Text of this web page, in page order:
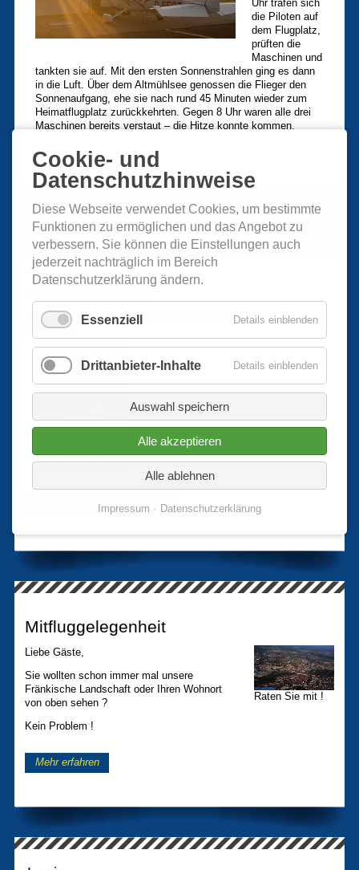
Uhr trafen sich
die Piloten auf
dem Flugplatz,
prüften die
Maschinen und
tankten sie auf. Mit den ersten Sonnenstrahlen ging es dann
in die Luft. Über dem Altmühlsee genossen die Flieger den
Sonnenaufgang, ehe sie nach rund 45 Minuten wieder zum
Heimatflugplatz zurückkehrten. Gegen 8 Uhr waren alle drei
Maschinen bereits verstaut – die Hitze konnte kommen.
Unser diesjähriges Fliegerfest findet am 12. und 13. September
2026 statt.
Weitere Informationen hier...
Mitfluggelegenheit
Raten Sie mit !
Liebe Gäste,
Sie wollten schon immer mal unsere
Fränkische Landschaft oder Ihren Wohnort
von oben sehen ?
Kein Problem !
Mehr erfahren
Cookie- und
Datenschutzhinweise
Diese Webseite verwendet Cookies, um bestimmte
Funktionen zu ermöglichen und das Angebot zu
verbessern. Sie können die Einstellungen auch
jederzeit nachträglich im Bereich
Datenschutzerklärung ändern.
Essenziell Details einblenden
Drittanbieter-Inhalte Details einblenden
Auswahl speichern
Alle akzeptieren
Alle ablehnen
Impressum Datenschutzerklärung